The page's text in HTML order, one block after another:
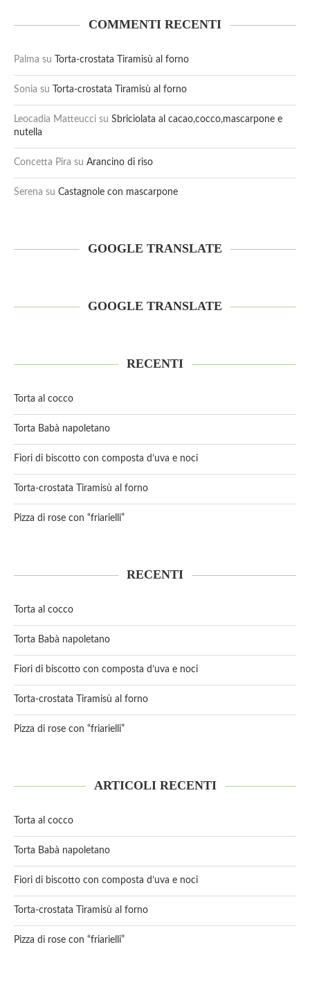
COMMENTI RECENTI
Palma su Torta-crostata Tiramisù al forno
Sonia su Torta-crostata Tiramisù al forno
Leocadia Matteucci su Sbriciolata al cacao,cocco,mascarpone e
nutella
Concetta Pira su Arancino di riso
Serena su Castagnole con mascarpone
GOOGLE TRANSLATE
GOOGLE TRANSLATE
RECENTI
Torta al cocco
Torta Babà napoletano
Fiori di biscotto con composta d’uva e noci
Torta-crostata Tiramisù al forno
Pizza di rose con “friarielli”
RECENTI
Torta al cocco
Torta Babà napoletano
Fiori di biscotto con composta d’uva e noci
Torta-crostata Tiramisù al forno
Pizza di rose con “friarielli”
ARTICOLI RECENTI
Torta al cocco
Torta Babà napoletano
Fiori di biscotto con composta d’uva e noci
Torta-crostata Tiramisù al forno
Pizza di rose con “friarielli”